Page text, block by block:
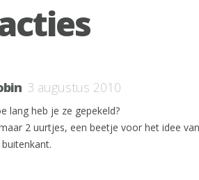
3 augustus 2010
lang heb je ze gepekeld?
2 uurtjes, een beetje voor het idee
buitenkant.